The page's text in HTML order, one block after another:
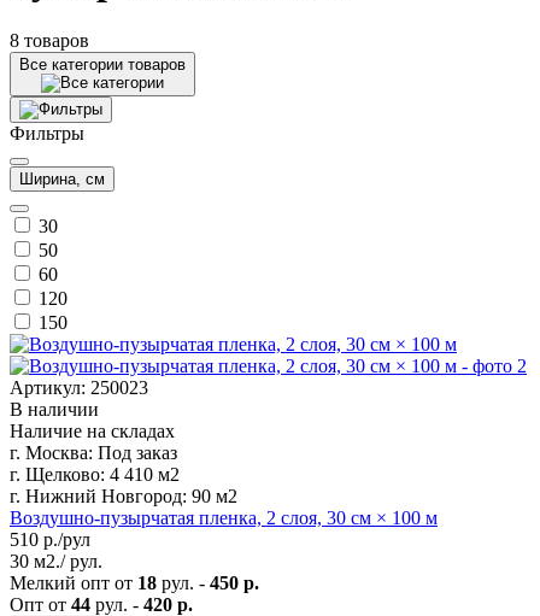
8 товаров
Все категории товаров
Фильтры
Ширина, см
30
50
60
120
150
Артикул: 250023
В наличии
Наличие на складах
г. Москва: Под заказ
г. Щелково: 4 410 м2
г. Нижний Новгород: 90 м2
Воздушно-пузырчатая пленка, 2 слоя, 30 см × 100 м
510 р./рул
30 м2./ рул.
Мелкий опт от 18 рул. - 450 р.
Опт от 44 рул. - 420 р.